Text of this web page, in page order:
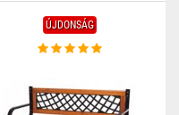
ÚJDONSÁG